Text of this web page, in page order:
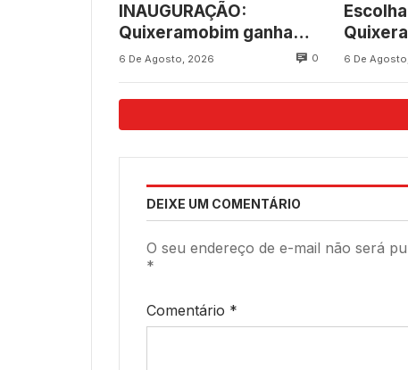
INAUGURAÇÃO:
Quixeramobim ganha
novo empreendimento
Suplementos
6 De Agosto, 2026 0
237
6 De
DEIXE UM COMENTÁRIO
O seu endereço de e-mail não será
*
Comentário *